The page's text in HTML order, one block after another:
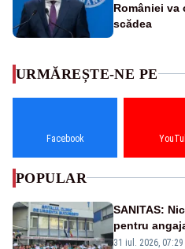
României va
scădea
URMĂREȘTE-NE PE
Facebook
POPULAR
SANITAS:
pentru
Legii
31 iul. 2026, 07:29